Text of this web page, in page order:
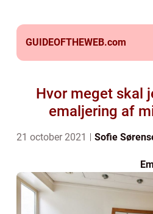
GUIDEOFTHEWEB.com
Hvor meget skal
emaljering af
21 october 2021 Sofie